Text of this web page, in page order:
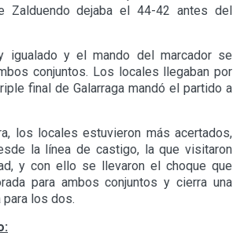
Zalduendo dejaba el 44-42 antes del
igualado y el mando del marcador se
conjuntos. Los locales llegaban por
final de Galarraga mandó el partido a
los locales estuvieron más acertados,
la línea de castigo, la que visitaron
y con ello se llevaron el choque que
para ambos conjuntos y cierra una
los dos.